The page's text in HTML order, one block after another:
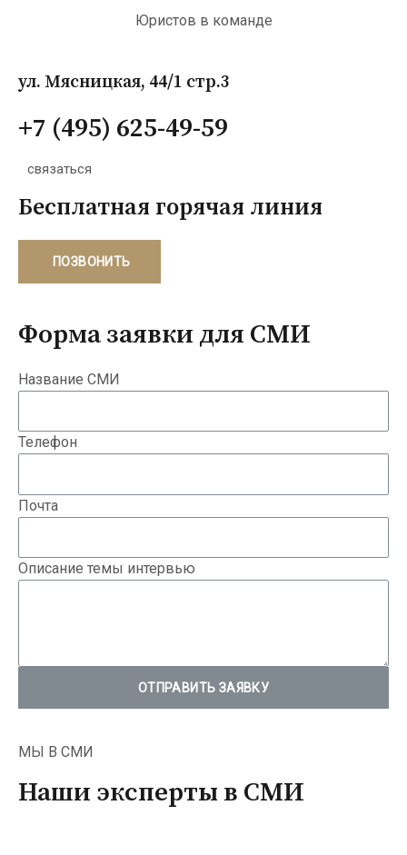
Юристов в команде
ул. Мясницкая, 44/1 стр.3
+7 (495) 625-49-59
связаться
Бесплатная горячая линия
ПОЗВОНИТЬ
Форма заявки для СМИ
Название СМИ
Телефон
Почта
Описание темы интервью
ОТПРАВИТЬ ЗАЯВКУ
МЫ В СМИ
Наши эксперты в СМИ